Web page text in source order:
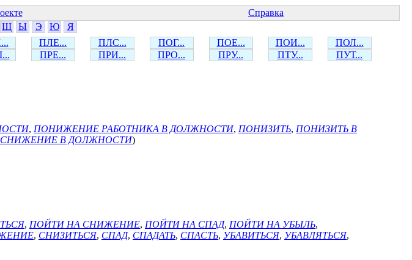
Справка
Щ Ы Э Ю
Я
ПЛЕ... ПЛС... ПОГ... ПОЕ... ПОИ...
ПОЛ...
ПРЕ... ПРИ... ПРО... ПРУ... ПТУ... ПУТ...
, ПОНИЖЕНИЕ РАБОТНИКА В ДОЛЖНОСТИ, ПОНИЗИТЬ, ПОНИЗИТЬ В
СНИЖЕНИЕ В ДОЛЖНОСТИ)
, ПОЙТИ НА СНИЖЕНИЕ, ПОЙТИ НА СПАД, ПОЙТИ НА УБЫЛЬ,
, СНИЗИТЬСЯ, СПАД, СПАДАТЬ, СПАСТЬ, УБАВИТЬСЯ, УБАВЛЯТЬСЯ,